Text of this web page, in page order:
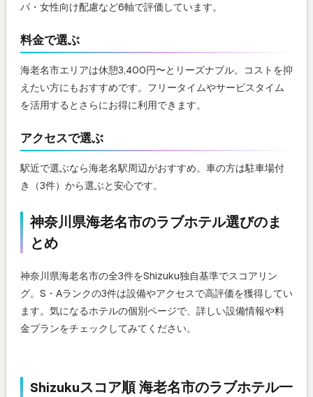
パ・女性向け配慮など6軸で評価しています。
料金で選ぶ
海老名市エリアは休憩3,400円〜とリーズナブル。コストを抑
えたい方にもおすすめです。フリータイムやサービスタイム
を活用するとさらにお得に利用できます。
アクセスで選ぶ
駅近で選ぶなら海老名駅周辺がおすすめ。車の方は駐車場付
き（3件）から選ぶと安心です。
神奈川県海老名市のラブホテル選びのま
とめ
神奈川県海老名市の全3件をShizuku独自基準でスコアリン
グ。S・Aランクの3件は設備やアクセスで高評価を獲得してい
ます。気になるホテルの個別ページで、詳しい設備情報や料
金プランをチェックしてみてください。
Shizukuスコア順 海老名市のラブホテル一